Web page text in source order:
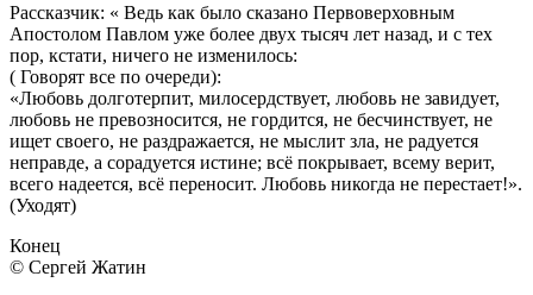
Рассказчик: « Ведь как было сказано Первоверховным
Апостолом Павлом уже более двух тысяч лет назад, и с тех
пор, кстати, ничего не изменилось:
( Говорят все по очереди):
«Любовь долготерпит, милосердствует, любовь не завидует,
любовь не превозносится, не гордится, не бесчинствует, не
ищет своего, не раздражается, не мыслит зла, не радуется
неправде, а сорадуется истине; всё покрывает, всему верит,
всего надеется, всё переносит. Любовь никогда не перестает!».
(Уходят)
Конец
© Сергей Жатин